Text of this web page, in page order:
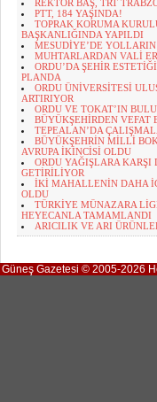
REKTÖR BAŞ, TRT
PTT, 184 YAŞINDA!
TOPRAK KORUMA
BAŞKANLIĞINDA YAPILDI
MESUDİYE’DE
MUHTARLARDAN VALİ
ORDU’DA ŞEHİR
PLANDA
ORDU ÜNİVERSİTESİ
ARTIRIYOR
ORDU VE TOKAT’IN
BÜYÜKŞEHİRDEN VEFAT
TEPEALAN’DA
BÜYÜKŞEHRİN MİLLİ
AVRUPA İKİNCİSİ OLDU
ORDU YAĞIŞLARA
GETİRİLİYOR
İKİ MAHALLENİN DAHA
OLDU
TÜRKİYE MÜNAZARA
HEYECANLA TAMAMLANDI
ARICILIK VE ARI
Güneş Gazetesi © 2005-2026